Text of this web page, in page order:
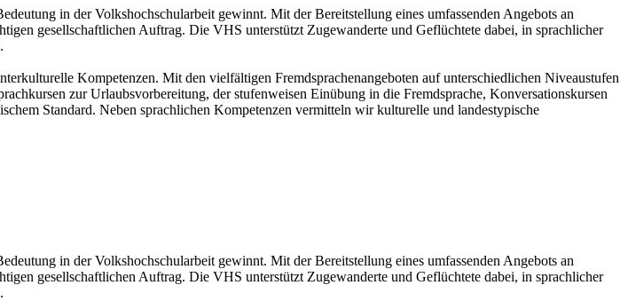
in der Volkshochschularbeit gewinnt. Mit der Bereitstellung eines umfassenden Angebots an
gesellschaftlichen Auftrag. Die VHS unterstützt Zugewanderte und Geflüchtete dabei, in sprachlicher
Kompetenzen. Mit den vielfältigen Fremdsprachenangeboten auf unterschiedlichen Niveaustufen
zur Urlaubsvorbereitung, der stufenweisen Einübung in die Fremdsprache, Konversationskursen
Standard. Neben sprachlichen Kompetenzen vermitteln wir kulturelle und landestypische
in der Volkshochschularbeit gewinnt. Mit der Bereitstellung eines umfassenden Angebots an
gesellschaftlichen Auftrag. Die VHS unterstützt Zugewanderte und Geflüchtete dabei, in sprachlicher